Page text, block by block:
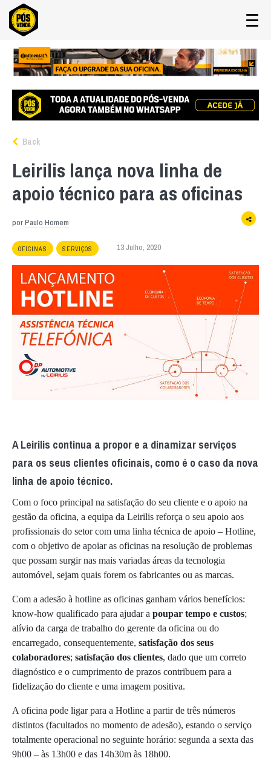
Back
Leirilis lança nova linha de
apoio técnico para as oficinas
porPaulo Homem
OFICINAS SERVIÇOS 13 Julho, 2020
A Leirilis continua a propor e a dinamizar serviços
para os seus clientes oficinais, como é o caso da nova
linha de apoio técnico.
Com o foco principal na satisfação do seu cliente e o apoio na
gestão da oficina, a equipa da Leirilis reforça o seu apoio aos
profissionais do setor com uma linha técnica de apoio – Hotline,
com o objetivo de apoiar as oficinas na resolução de problemas
que possam surgir nas mais variadas áreas da tecnologia
automóvel, sejam quais forem os fabricantes ou as marcas.
Com a adesão à hotline as oficinas ganham vários benefícios:
know-how qualificado para ajudar a poupar tempo e custos;
alívio da carga de trabalho do gerente da oficina ou do
encarregado, consequentemente, satisfação dos seus
colaboradores; satisfação dos clientes, dado que um correto
diagnóstico e o cumprimento de prazos contribuem para a
fidelização do cliente e uma imagem positiva.
A oficina pode ligar para a Hotline a partir de três números
distintos (facultados no momento de adesão), estando o serviço
totalmente operacional no seguinte horário: segunda a sexta das
9h00 – às 13h00 e das 14h30m às 18h00.